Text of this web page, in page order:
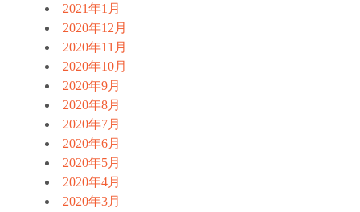
2021年1月
2020年12月
2020年11月
2020年10月
2020年9月
2020年8月
2020年7月
2020年6月
2020年5月
2020年4月
2020年3月